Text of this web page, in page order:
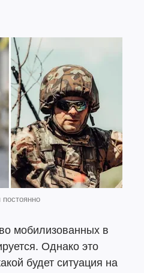
постоянно
мобилизованных в
Однако это
будет ситуация на